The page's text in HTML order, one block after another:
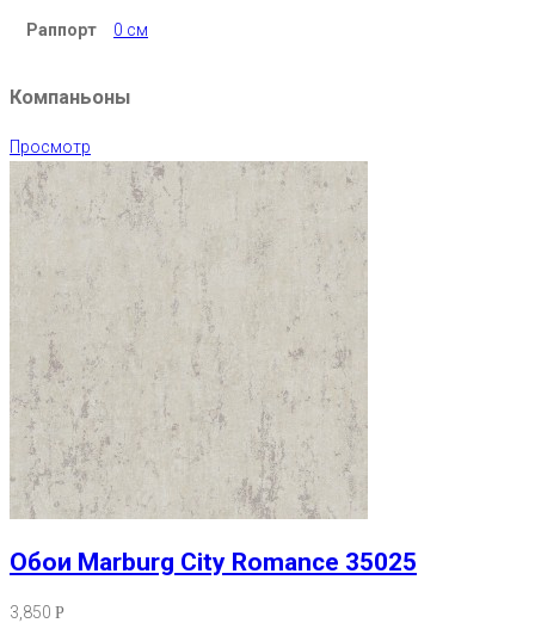
Раппорт 0 см
Компаньоны
Просмотр
Обои Marburg City Romance 35025
3,850 Р